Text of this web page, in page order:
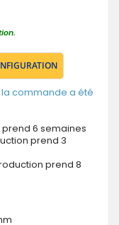
commande a été
6 semaines
prend 3
prend 8